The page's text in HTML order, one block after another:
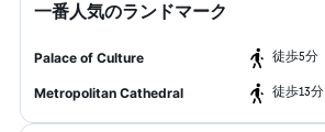
一番人気のランドマーク
Palace of Culture ​徒歩5分
Metropolitan Cathedral ​徒歩13分